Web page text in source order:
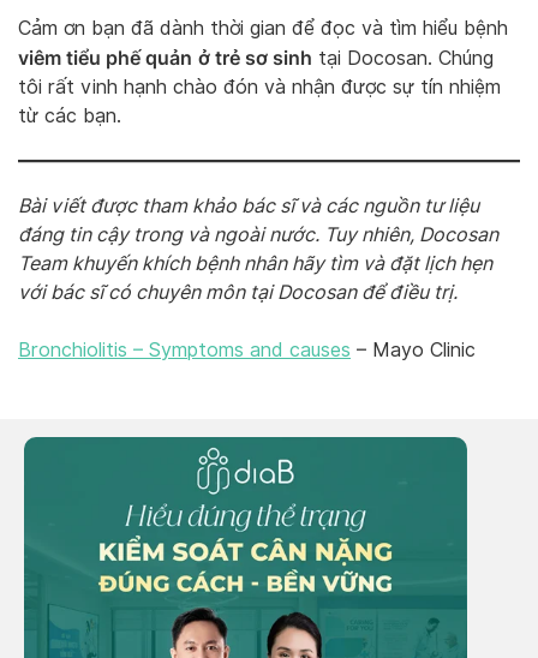
Cảm ơn bạn đã dành thời gian để đọc và tìm hiểu bệnh
viêm tiểu phế quản ở trẻ sơ sinh tại Docosan. Chúng
tôi rất vinh hạnh chào đón và nhận được sự tín nhiệm
từ các bạn.
Bài viết được tham khảo bác sĩ và các nguồn tư liệu
đáng tin cậy trong và ngoài nước. Tuy nhiên, Docosan
Team khuyến khích bệnh nhân hãy tìm và đặt lịch hẹn
với bác sĩ có chuyên môn tại Docosan để điều trị.
Bronchiolitis – Symptoms and causes – Mayo Clinic